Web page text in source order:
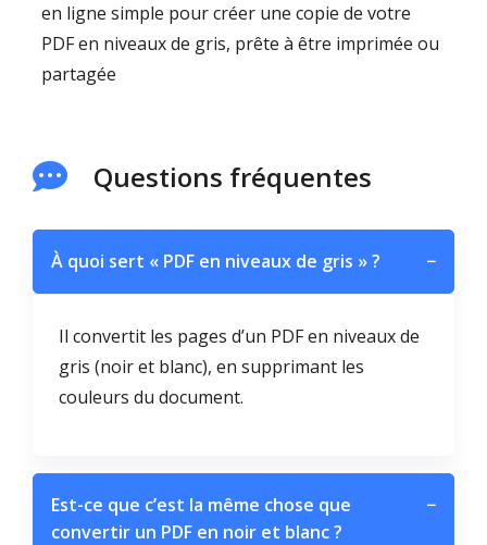
en ligne simple pour créer une copie de votre
PDF en niveaux de gris, prête à être imprimée ou
partagée
Questions fréquentes
À quoi sert « PDF en niveaux de gris » ? −
Il convertit les pages d’un PDF en niveaux de
gris (noir et blanc), en supprimant les
couleurs du document.
Est-ce que c’est la même chose que
convertir un PDF en noir et blanc ?
−